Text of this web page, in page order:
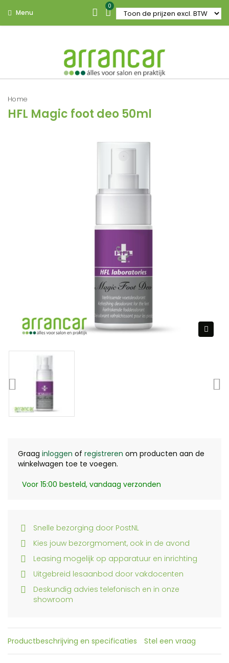
Menu
0
Home
HFL Magic foot deo 50ml
Graag inloggen of registreren om producten aan de
winkelwagen toe te voegen.
Voor 15:00 besteld, vandaag verzonden
Snelle bezorging door PostNL
Kies jouw bezorgmoment, ook in de avond
Leasing mogelijk op apparatuur en inrichting
Uitgebreid lesaanbod door vakdocenten
Deskundig advies telefonisch en in onze
showroom
Productbeschrijving en specificaties Stel een vraag